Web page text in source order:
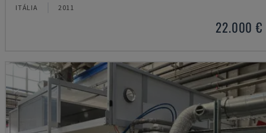
ITÁLIA 2011
22.000 €